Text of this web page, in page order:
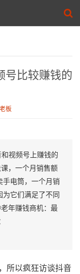
号比较赚钱的
板
视频号上赚钱的
，一个月销售额
电筒，一个月销
它们满足了不同
年赚钱商机：最
以疯狂访谈抖音